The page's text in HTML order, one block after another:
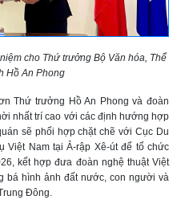
cho Thứ trưởng Bộ Văn hóa, Thể
Hồ An Phong
Thứ trưởng Hồ An Phong và đoàn
nhất trí cao với các định hướng hợp
sẽ phối hợp chặt chẽ với Cục Du
Việt Nam tại Ả-rập Xê-út để tổ chức
kết hợp đưa đoàn nghệ thuật Việt
bá hình ảnh đất nước, con người và
Đông.